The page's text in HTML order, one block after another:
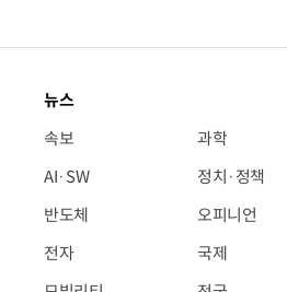
뉴스
속보
AI·SW
반도체
전자
과학
정치·정책
오피니언
국제